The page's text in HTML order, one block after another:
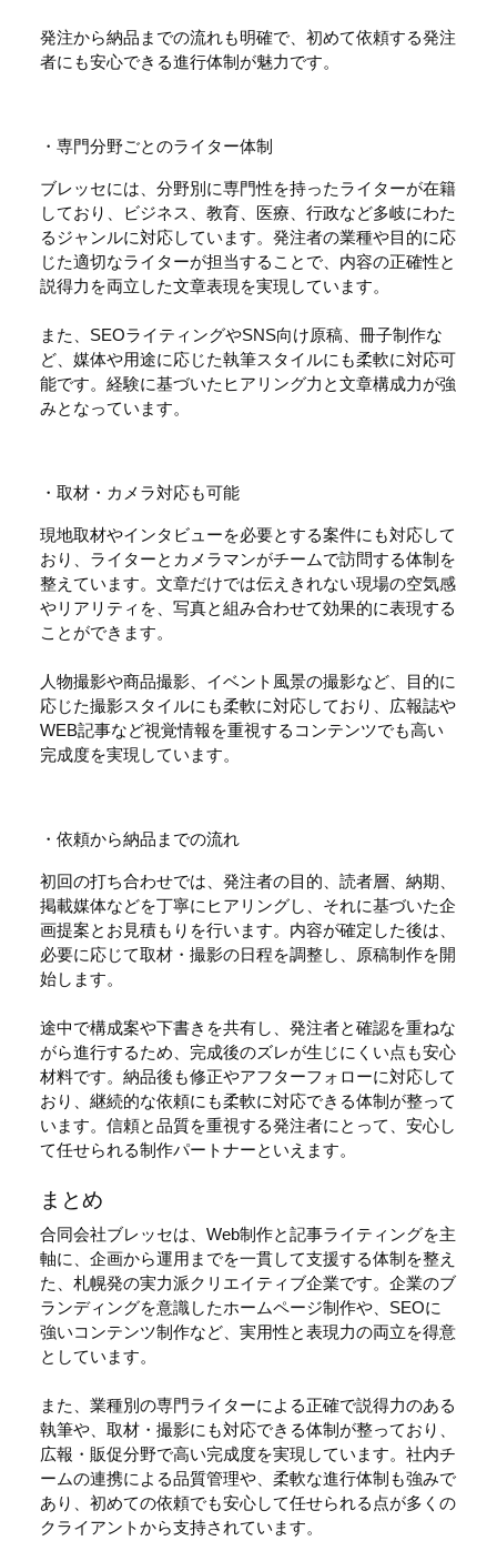
発注から納品までの流れも明確で、初めて依頼する発注
者にも安心できる進行体制が魅力です。
・専門分野ごとのライター体制
ブレッセには、分野別に専門性を持ったライターが在籍
しており、ビジネス、教育、医療、行政など多岐にわた
るジャンルに対応しています。発注者の業種や目的に応
じた適切なライターが担当することで、内容の正確性と
説得力を両立した文章表現を実現しています。
また、SEOライティングやSNS向け原稿、冊子制作な
ど、媒体や用途に応じた執筆スタイルにも柔軟に対応可
能です。経験に基づいたヒアリング力と文章構成力が強
みとなっています。
・取材・カメラ対応も可能
現地取材やインタビューを必要とする案件にも対応して
おり、ライターとカメラマンがチームで訪問する体制を
整えています。文章だけでは伝えきれない現場の空気感
やリアリティを、写真と組み合わせて効果的に表現する
ことができます。
人物撮影や商品撮影、イベント風景の撮影など、目的に
応じた撮影スタイルにも柔軟に対応しており、広報誌や
WEB記事など視覚情報を重視するコンテンツでも高い
完成度を実現しています。
・依頼から納品までの流れ
初回の打ち合わせでは、発注者の目的、読者層、納期、
掲載媒体などを丁寧にヒアリングし、それに基づいた企
画提案とお見積もりを行います。内容が確定した後は、
必要に応じて取材・撮影の日程を調整し、原稿制作を開
始します。
途中で構成案や下書きを共有し、発注者と確認を重ねな
がら進行するため、完成後のズレが生じにくい点も安心
材料です。納品後も修正やアフターフォローに対応して
おり、継続的な依頼にも柔軟に対応できる体制が整って
います。信頼と品質を重視する発注者にとって、安心し
て任せられる制作パートナーといえます。
まとめ
合同会社ブレッセは、Web制作と記事ライティングを主
軸に、企画から運用までを一貫して支援する体制を整え
た、札幌発の実力派クリエイティブ企業です。企業のブ
ランディングを意識したホームページ制作や、SEOに
強いコンテンツ制作など、実用性と表現力の両立を得意
としています。
また、業種別の専門ライターによる正確で説得力のある
執筆や、取材・撮影にも対応できる体制が整っており、
広報・販促分野で高い完成度を実現しています。社内チ
ームの連携による品質管理や、柔軟な進行体制も強みで
あり、初めての依頼でも安心して任せられる点が多くの
クライアントから支持されています。